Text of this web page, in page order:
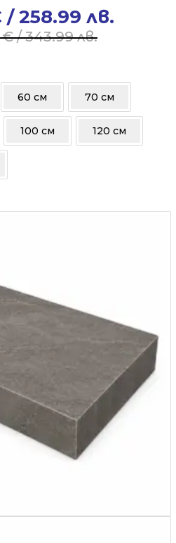
€/ 343.99 лв.
/ 258.99 лв.
60 см 70 см
100 см 120 см